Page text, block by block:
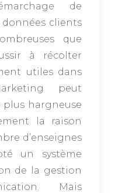
de
données clients
que
à récolter
utiles dans
peut
plus hargneuse
la raison
d’enseignes
un système
de la gestion
Mais